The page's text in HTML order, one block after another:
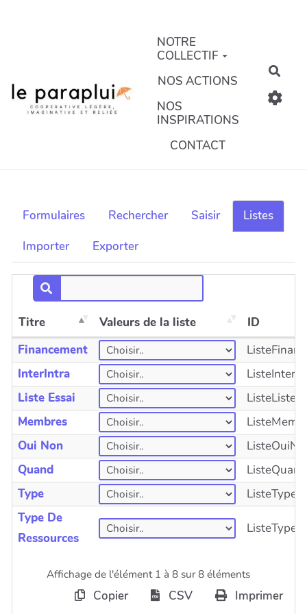
NOTRE
COLLECTIF
NOS ACTIONS
NOS
INSPIRATIONS
CONTACT
Formulaires Rechercher Saisir
Listes
Importer
Exporter
Titre Valeurs de la liste
ID
Financement
InterIntra
Liste Essai
Membres
Oui Non
Quand
ListeQuand
Type
ListeType
Type De
Ressources
Affichage de l'élément 1 à 8 sur 8 éléments
Copier CSV Imprimer